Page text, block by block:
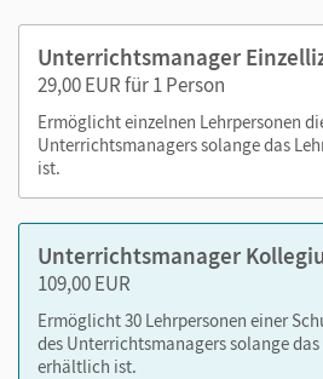
Selbsteinschätzungsbögen
Kopiervorlagen
tägliche Übungen
Nutzen Sie den
oder über die Cornelsen Lernen App.
Unterrichtsmanager
29,00 EUR für 1 Person
Ermöglicht einzelnen Lehrpersonen
Unterrichtsmanagers solange das
ist.
Unterrichtsmanager
109,00 EUR
Ermöglicht 30 Lehrpersonen einer
des Unterrichtsmanagers solange
erhältlich ist.